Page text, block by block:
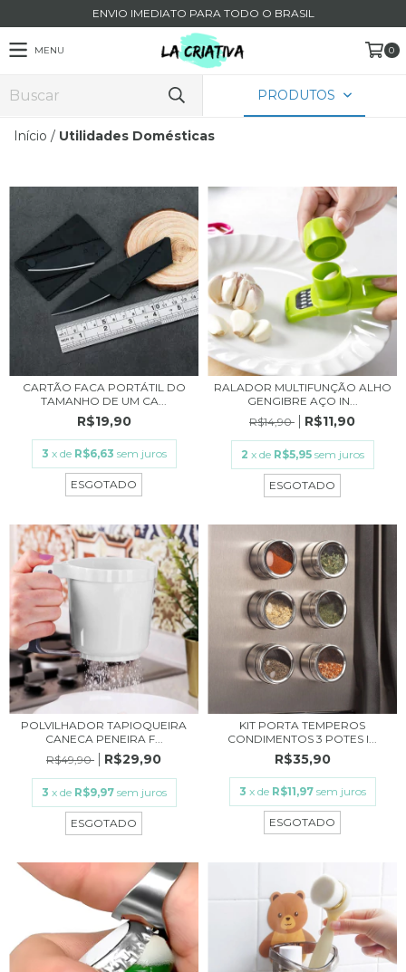
ENVIO IMEDIATO PARA TODO O BRASIL
MENU 0
PRODUTOS
Início / Utilidades Domésticas
CARTÃO FACA PORTÁTIL DO
TAMANHO DE UM CA...
R$19,90
3 x de R$6,63 sem juros
ESGOTADO
RALADOR MULTIFUNÇÃO ALHO
GENGIBRE AÇO IN...
R$14,90
R$11,90
2 x de R$5,95 sem juros
ESGOTADO
POLVILHADOR TAPIOQUEIRA
CANECA PENEIRA F...
R$49,90
R$29,90
3 x de R$9,97 sem juros
ESGOTADO
KIT PORTA TEMPEROS
CONDIMENTOS 3 POTES I...
R$35,90
3 x de R$11,97 sem juros
ESGOTADO